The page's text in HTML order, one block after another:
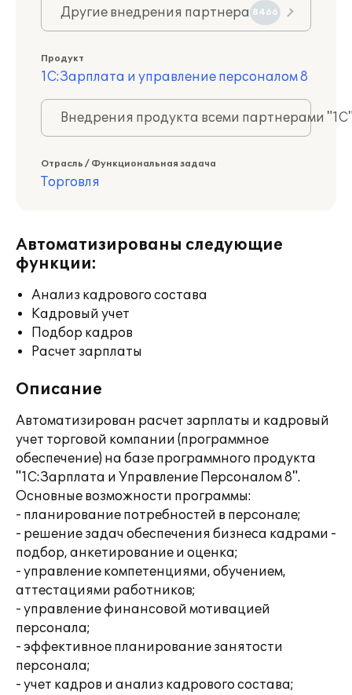
Другие внедрения партнера 8466
Продукт
1С:Зарплата и управление персоналом 8
Внедрения продукта всеми партнерами
Отрасль / Функциональная задача
Торговля
Автоматизированы следующие
функции:
Анализ кадрового состава
Кадровый учет
Подбор кадров
Расчет зарплаты
Описание
Автоматизирован расчет зарплаты и кадровый
учет торговой компании (программное
обеспечение) на базе программного продукта
"1С:Зарплата и Управление Персоналом 8".
Основные возможности программы:
- планирование потребностей в персонале;
- решение задач обеспечения бизнеса кадрами -
подбор, анкетирование и оценка;
- управление компетенциями, обучением,
аттестациями работников;
- управление финансовой мотивацией
персонала;
- эффективное планирование занятости
персонала;
- учет кадров и анализ кадрового состава;